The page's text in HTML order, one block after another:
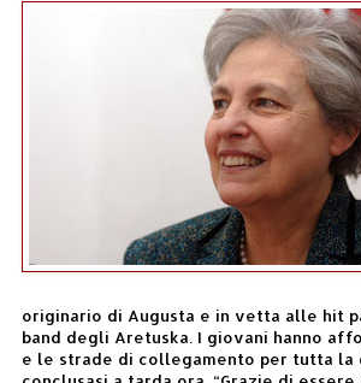
originario di Augusta e in vetta alle hit
band degli Aretuska. I giovani hanno
e le strade di collegamento per tutta la